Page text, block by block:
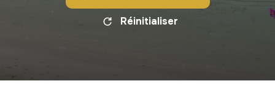
Réinitialiser